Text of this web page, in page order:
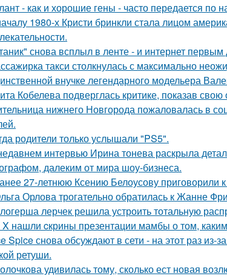
- как и хорошие гены - часто передается по
1980-х Кристи бринкли стала лицом
снова всплыл в ленте - и интернет первым
такси столкнулась с максимально
внучке легендарного модельера
Кобелева подверглась критике, показав
нижнего Новгорода пожаловалась в
родители только услышали "PS5".
интервью Ирина тонева раскрыла
далеким от мира шоу-бизнеса.
27-летнюю Ксению Белоусову приговорили
Орлова трогательно обратилась к Жанне
лерчек решила устроить тотальную
нашли cкрины презентации мамбы о том,
Spice снова обсуждают в сети - на этот раз из-
ретуши.
удивилась тому, сколько ест новая